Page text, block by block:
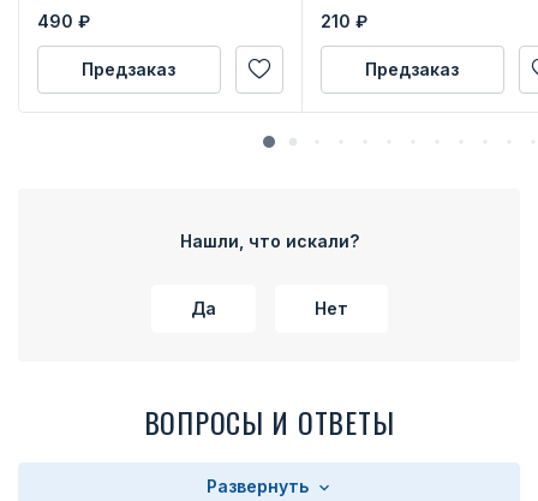
490 ₽
Предзаказ
210 ₽
Предзаказ
Нашли, что искали?
Да Нет
ВОПРОСЫ И ОТВЕТЫ
Развернуть